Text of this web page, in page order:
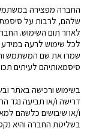
החברה מפצירה
שלהם, לרבות על
לאחר תום השימוש.
לכל שימוש לרעה
שמרו את שם המשתמש
סיסמאותיהם לעיתים
בשימוש ורכישה באתר
דרישה ו/או תביעה נגד
ו/או שיבושים כלשהם
בשליטת החברה והיא